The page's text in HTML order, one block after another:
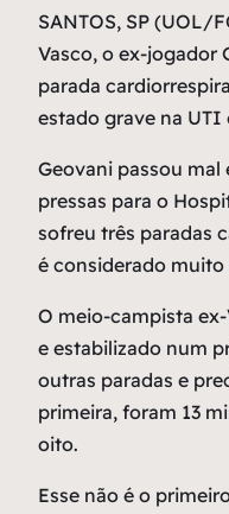
SANTOS, SP (UOL/
Vasco, o ex-jogador
parada
estado grave na UTI
Geovani passou mal
pressas para o
sofreu três paradas
é considerado muito
O meio-campista
e estabilizado num
outras paradas e
primeira, foram 13
oito.
Esse não é o